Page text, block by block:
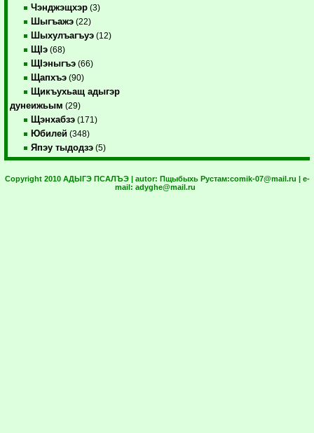
Чэнджэщхэр (3)
Шыгъажэ (22)
Шыхулъагъуэ (12)
ЩIэ (68)
ЩIэныгъэ (66)
Щапхъэ (90)
Щикъухьащ адыгэр
дунеижьым (29)
Щэнхабзэ (171)
Юбилей (348)
Япэу тыдодзэ (5)
Copyright 2010 АДЫГЭ ПСАЛЪЭ | autor: Пщыбыхь Рустам:comik-07@mail.ru | e-
mail: adyghe@mail.ru